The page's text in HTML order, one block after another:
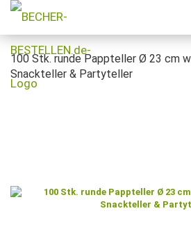
100 Stk. runde Pappteller Ø 23 cm
Snackteller & Partyteller